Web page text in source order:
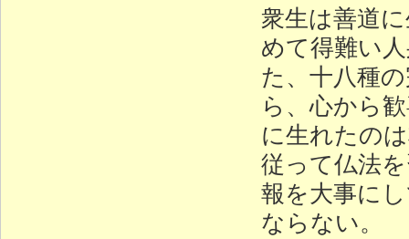
衆生は善道
めて得難い
た、十八種
ら、心から
に生れたの
従って仏法
報を大事に
ならない。